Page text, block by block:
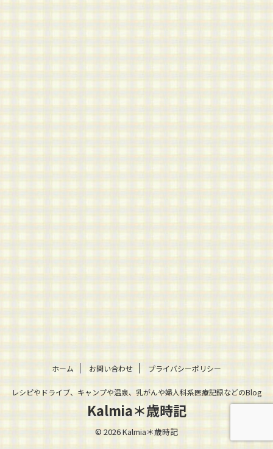
ホーム お問い合わせ プライバシーポリシー
レシピやドライブ、キャンプや温泉、乳がんや婦人科系医療記録などのBlog
Kalmia＊歳時記
© 2026 Kalmia＊歳時記